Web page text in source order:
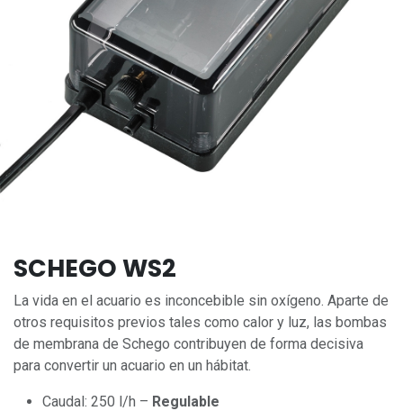
SCHEGO WS2
La vida en el acuario es inconcebible sin oxígeno. Aparte de
otros requisitos previos tales como calor y luz, las bombas
de membrana de Schego contribuyen de forma decisiva
para convertir un acuario en un hábitat.
Caudal: 250 l/h – Regulable